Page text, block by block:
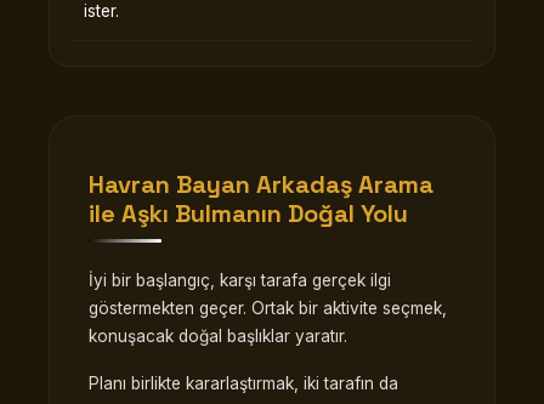
ister.
Havran Bayan Arkadaş Arama
ile Aşkı Bulmanın Doğal Yolu
İyi bir başlangıç, karşı tarafa gerçek ilgi
göstermekten geçer. Ortak bir aktivite seçmek,
konuşacak doğal başlıklar yaratır.
Planı birlikte kararlaştırmak, iki tarafın da